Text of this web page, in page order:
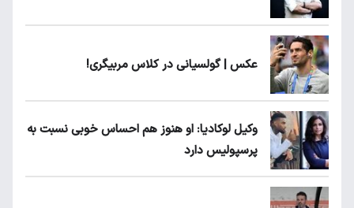
عکس | گولسیانی در کلاس مربیگری!
وکیل لوکادیا: او هنوز هم احساس خوبی نسبت به
پرسپولیس دارد